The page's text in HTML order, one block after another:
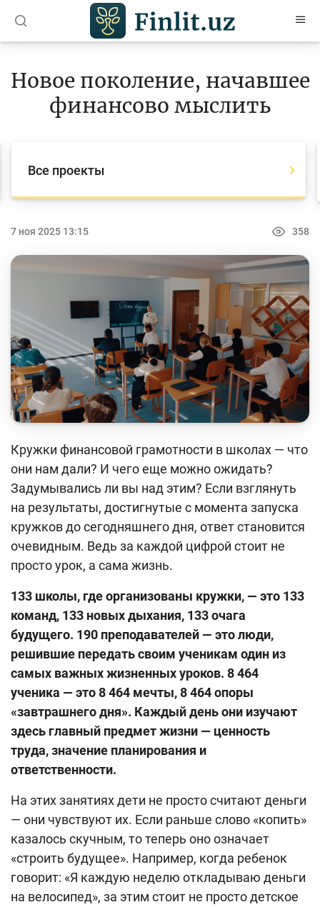
Статьи
Учебные материалы
Все проекты
World Savings day
Олимпиады и чемпионаты
Кейс-чемпионат
Тренинги и семинары
Новости finlit.uz
Проекты в СМИ
Интерактивные услуги
Фотогалерея
О проекте
Поиск по сайту
Карта сайта
Новое поколение, начавшее
финансово мыслить
Все проекты
7 ноя 2025 13:15 358
Кружки финансовой грамотности в школах — что
они нам дали? И чего еще можно ожидать?
Задумывались ли вы над этим? Если взглянуть
на результаты, достигнутые с момента запуска
кружков до сегодняшнего дня, ответ становится
очевидным. Ведь за каждой цифрой стоит не
просто урок, а сама жизнь.
133 школы, где организованы кружки, — это 133
команд, 133 новых дыхания, 133 очага
будущего. 190 преподавателей — это люди,
решившие передать своим ученикам один из
самых важных жизненных уроков. 8 464
ученика — это 8 464 мечты, 8 464 опоры
«завтрашнего дня». Каждый день они изучают
здесь главный предмет жизни — ценность
труда, значение планирования и
ответственности.
На этих занятиях дети не просто считают деньги
— они чувствуют их. Если раньше слово «копить»
казалось скучным, то теперь оно означает
«строить будущее». Например, когда ребенок
говорит: «Я каждую неделю откладываю деньги
на велосипед», за этим стоит не просто детское